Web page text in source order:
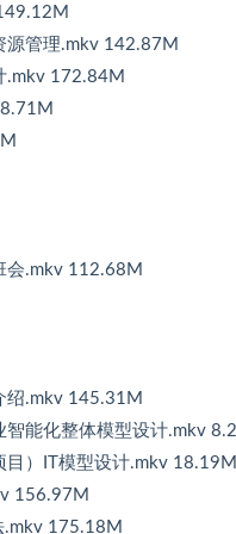
源管理.mkv 142.87M
.mkv 172.84M
会.mkv 112.68M
绍.mkv 145.31M
能化整体模型设计.mkv
）IT模型设计.mkv 18.19M
156.97M
.mkv 175.18M